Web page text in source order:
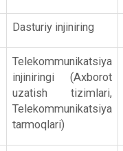
Dasturiy injiniring
Telekommunikatsiya
injiniringi (Axborot
uzatish tizimlari,
Telekommunikatsiya
tarmoqlari)